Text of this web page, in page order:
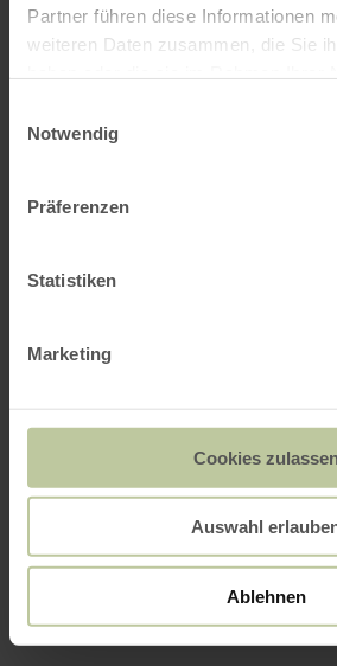
Partner führen diese Informationen
weiteren Daten zusammen, die Sie
Notwendig
Präferenzen
Statistiken
Marketing
Cookies
Auswahl
Ablehnen